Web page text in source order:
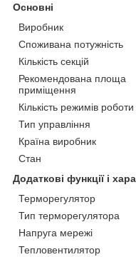
Разрешите
Основні
Виробник
Споживана потужність
Кількість секцій
Рекомендована площа
приміщення
Кількість режимів роботи
Тип управління
Країна виробник
Стан
Додаткові функції і
Терморегулятор
Тип терморегулятора
Напруга мережі
Тепловентилятор